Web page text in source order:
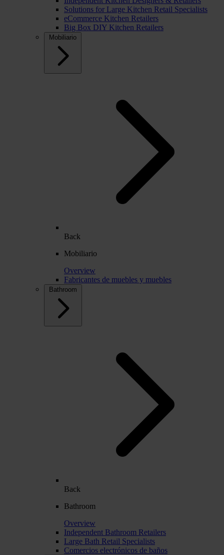
Solutions for Large Kitchen Retail Specialists
eCommerce Kitchen Retailers
Big Box DIY Kitchen Retailers
Mobiliario
Back
Mobiliario
Overview
Fabricantes de muebles y muebles
Bathroom
Back
Bathroom
Overview
Independent Bathroom Retailers
Large Bath Retail Specialists
Comercios electrónicos de baños